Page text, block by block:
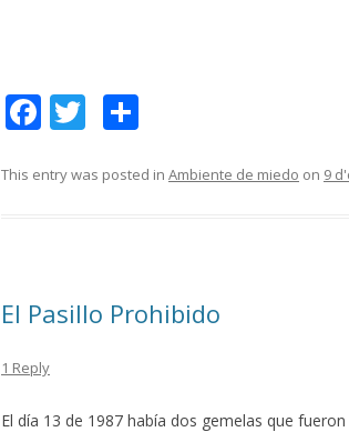
F
e
k
T
itt m
ix
This entry was posted in Ambiente de miedo on 9
El Pasillo Prohibido
1 Reply
El día 13 de 1987 había dos gemelas que